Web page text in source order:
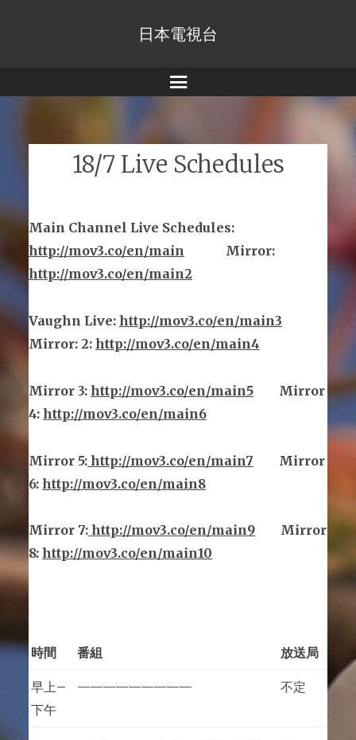
日本電視台
Menu
18/7 Live Schedules
Main Channel Live Schedules:
http://mov3.co/en/main
Mirror:
http://mov3.co/en/main2
Vaughn Live: http://mov3.co/en/main3
Mirror: 2: http://mov3.co/en/main4
Mirror 3: http://mov3.co/en/main5
Mirror
4: http://mov3.co/en/main6
Mirror 5: http://mov3.co/en/main7
Mirror
6: http://mov3.co/en/main8
Mirror 7: http://mov3.co/en/main9 Mirror
8: http://mov3.co/en/main10
時間 番組 放送局
早上–
下午
————————— 不定